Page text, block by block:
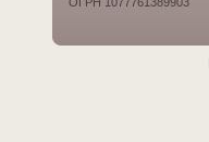
ОГРН 1077761389903